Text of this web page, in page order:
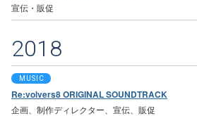
宣伝・販促
2018
MUSIC
Re:volvers8 ORIGINAL SOUNDTRACK
企画、制作ディレクター、宣伝、販促